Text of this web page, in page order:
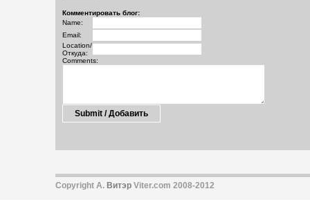
Комментировать блог:
Name:
Email:
Location/
Откуда:
Comments:
Copyright А. Витэр Viter.com 2008-2012